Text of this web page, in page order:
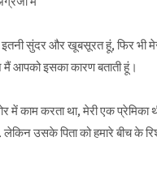
सुंदर और खूबसूरत हूं, फिर भी
आपको इसका कारण बताती हूं।
में काम करता था, मेरी एक प्रेमिका
लेकिन उसके पिता को हमारे बीच के